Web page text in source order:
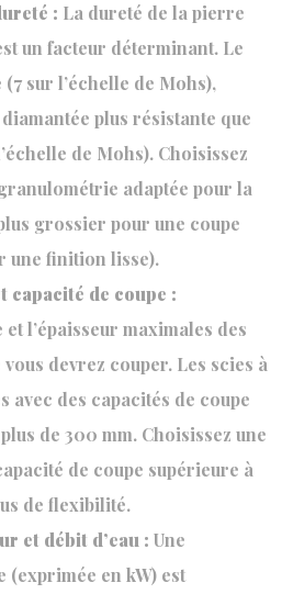
: La dureté de la pierre
un facteur déterminant. Le
sur l’échelle de Mohs),
plus résistante que
de Mohs). Choisissez
adaptée pour la
grossier pour une coupe
une finition lisse).
capacité de coupe :
l’épaisseur maximales des
devrez couper. Les scies à
avec des capacités de coupe
de 300 mm. Choisissez une
de coupe supérieure à
de flexibilité.
et débit d’eau : Une
(exprimée en kW) est